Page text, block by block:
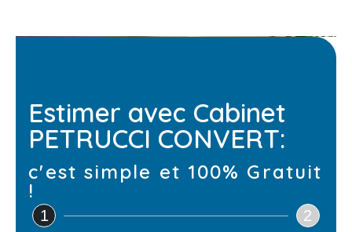
Estimer avec Cabinet
PETRUCCI CONVERT:
c'est simple et 100% Gratuit
!
1 2